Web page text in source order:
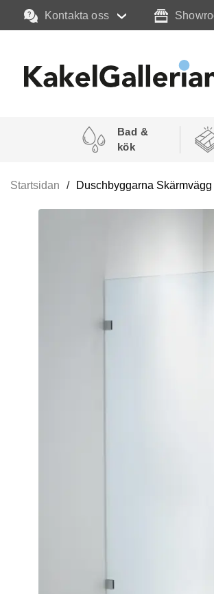
Kontakta oss
Bad &
kök
Startsidan Duschbyggarna